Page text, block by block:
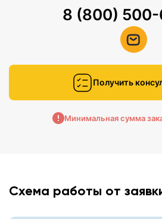
8 (800)
Получить
Минимальная сумма
Схема работы от